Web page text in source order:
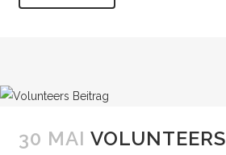
30 MAI VOLUNTEERS